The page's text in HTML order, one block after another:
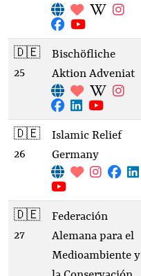
🇩🇪
25
Bischöfliche
Aktion Adveniat
🇩🇪
26
Islamic Relief
Germany
🇩🇪
27
Federación
Alemana para el
Medioambiente y